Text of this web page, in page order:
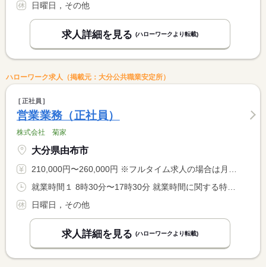
日曜日，その他
求人詳細を見る (ハローワークより転載)
ハローワーク求人（掲載元：大分公共職業安定所）
正社員
営業業務（正社員）
株式会社 菊家
大分県由布市
210,000円〜260,000円 ※フルタイム求人の場合は月額（換算額）、パート求人の場合は時間額を表示しています。
日曜日，その他
求人詳細を見る (ハローワークより転載)